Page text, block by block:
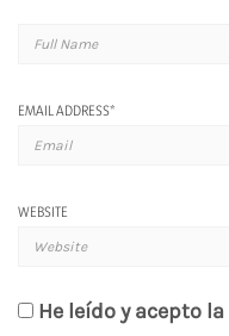
EMAIL ADDRESS*
WEBSITE
He leído y acepto la